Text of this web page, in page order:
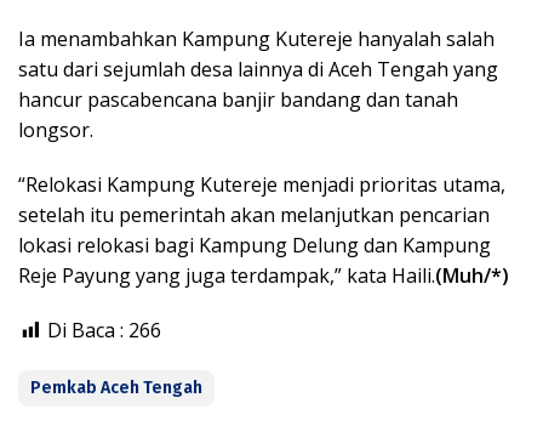
Ia menambahkan Kampung Kutereje hanyalah salah
satu dari sejumlah desa lainnya di Aceh Tengah yang
hancur pascabencana banjir bandang dan tanah
longsor.
“Relokasi Kampung Kutereje menjadi prioritas utama,
setelah itu pemerintah akan melanjutkan pencarian
lokasi relokasi bagi Kampung Delung dan Kampung
Reje Payung yang juga terdampak,” kata Haili.(Muh/*)
Di Baca : 266
Pemkab Aceh Tengah